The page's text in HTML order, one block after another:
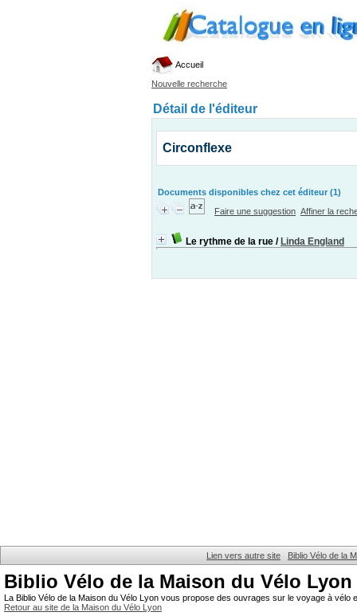
Accueil
Nouvelle recherche
Détail de l'éditeur
Circonflexe
Documents disponibles chez cet éditeur (1)
Faire une suggestion Affiner la
Le rythme de la rue / Linda England
Lien vers autre site Biblio Vélo de la
Biblio Vélo de la Maison du Vélo Lyon
La Biblio Vélo de la Maison du Vélo Lyon vous propose des ouvrages sur le voyage à
Retour au site de la Maison du Vélo Lyon